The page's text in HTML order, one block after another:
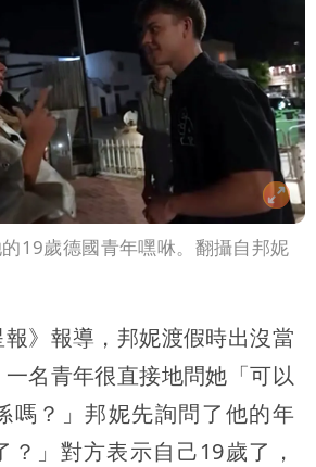
19歲德國青年嘿咻。翻攝自邦妮
》報導，邦妮渡假時出沒當
名青年很直接地問她「可以
嗎？」邦妮先詢問了他的年
？」對方表示自己19歲了，